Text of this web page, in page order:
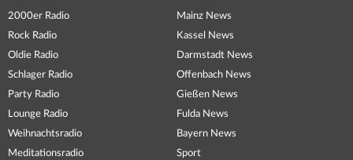
2000er Radio
Rock Radio
Oldie Radio
Schlager Radio
Party Radio
Lounge Radio
Weihnachtsradio
Meditationsradio
Mainz News
Kassel News
Darmstadt News
Offenbach News
Gießen News
Fulda News
Bayern News
Sport